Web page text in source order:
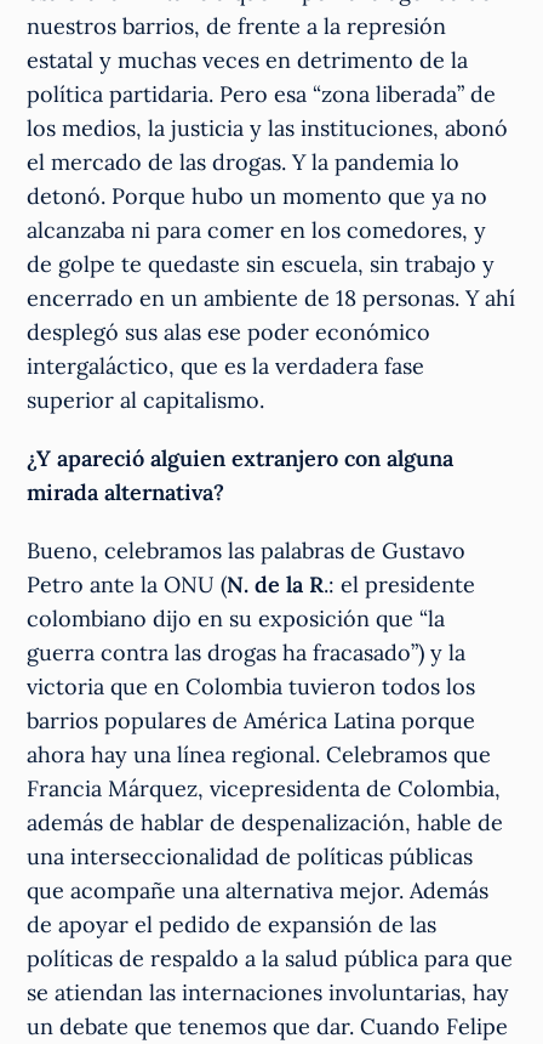
nuestros barrios, de frente a la represión
estatal y muchas veces en detrimento de la
política partidaria. Pero esa “zona liberada” de
los medios, la justicia y las instituciones, abonó
el mercado de las drogas. Y la pandemia lo
detonó. Porque hubo un momento que ya no
alcanzaba ni para comer en los comedores, y
de golpe te quedaste sin escuela, sin trabajo y
encerrado en un ambiente de 18 personas. Y ahí
desplegó sus alas ese poder económico
intergaláctico, que es la verdadera fase
superior al capitalismo.
¿Y apareció alguien extranjero con alguna
mirada alternativa?
Bueno, celebramos las palabras de Gustavo
Petro ante la ONU (N. de la R.: el presidente
colombiano dijo en su exposición que “la
guerra contra las drogas ha fracasado”) y la
victoria que en Colombia tuvieron todos los
barrios populares de América Latina porque
ahora hay una línea regional. Celebramos que
Francia Márquez, vicepresidenta de Colombia,
además de hablar de despenalización, hable de
una interseccionalidad de políticas públicas
que acompañe una alternativa mejor. Además
de apoyar el pedido de expansión de las
políticas de respaldo a la salud pública para que
se atiendan las internaciones involuntarias, hay
un debate que tenemos que dar. Cuando Felipe